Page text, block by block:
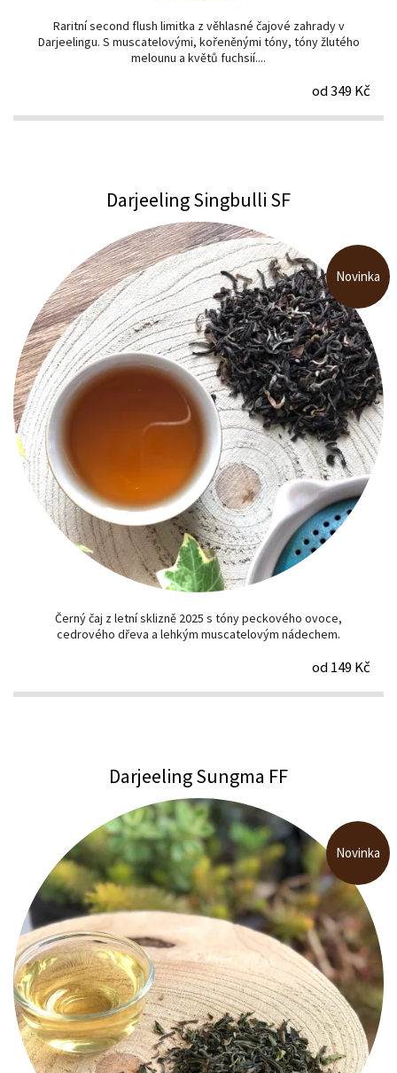
Raritní second flush limitka z věhlasné čajové zahrady v
Darjeelingu. S muscatelovými, kořeněnými tóny, tóny žlutého
melounu a květů fuchsií....
od 349 Kč
Darjeeling Singbulli SF
Černý čaj z letní sklizně 2025 s tóny peckového ovoce,
cedrového dřeva a lehkým muscatelovým nádechem.
od 149 Kč
Novinka
Darjeeling Sungma FF
Novinka